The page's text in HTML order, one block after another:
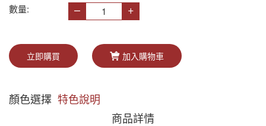
數量: – +
立即購買 加入購物車
顏色選擇 特色說明
商品詳情